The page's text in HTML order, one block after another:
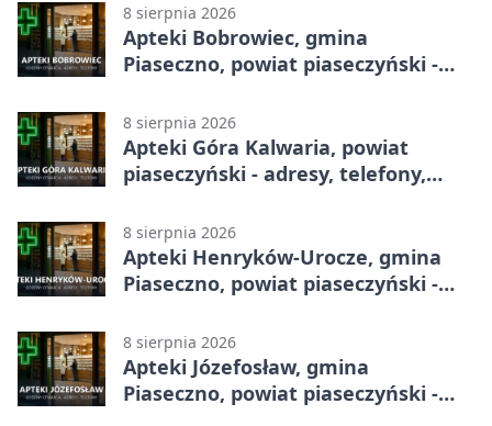
8 sierpnia 2026
Apteki Bobrowiec, gmina
Piaseczno, powiat piaseczyński -
8 sierpnia 2026
Apteki Góra Kalwaria, powiat
piaseczyński - adresy, telefony,
8 sierpnia 2026
Apteki Henryków-Urocze, gmina
Piaseczno, powiat piaseczyński -
8 sierpnia 2026
Apteki Józefosław, gmina
Piaseczno, powiat piaseczyński -